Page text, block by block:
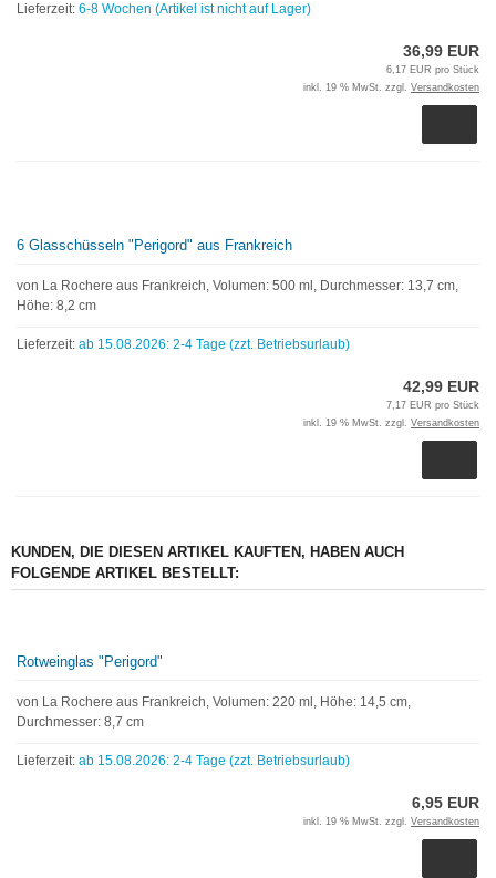
Lieferzeit: 6-8 Wochen (Artikel ist nicht auf Lager)
36,99 EUR
6,17 EUR pro Stück
inkl. 19 % MwSt. zzgl. Versandkosten
6 Glasschüsseln "Perigord" aus Frankreich
von La Rochere aus Frankreich, Volumen: 500 ml, Durchmesser: 13,7 cm,
Höhe: 8,2 cm
Lieferzeit: ab 15.08.2026: 2-4 Tage (zzt. Betriebsurlaub)
42,99 EUR
7,17 EUR pro Stück
inkl. 19 % MwSt. zzgl. Versandkosten
KUNDEN, DIE DIESEN ARTIKEL KAUFTEN, HABEN AUCH
FOLGENDE ARTIKEL BESTELLT:
Rotweinglas "Perigord"
von La Rochere aus Frankreich, Volumen: 220 ml, Höhe: 14,5 cm,
Durchmesser: 8,7 cm
Lieferzeit: ab 15.08.2026: 2-4 Tage (zzt. Betriebsurlaub)
6,95 EUR
inkl. 19 % MwSt. zzgl. Versandkosten